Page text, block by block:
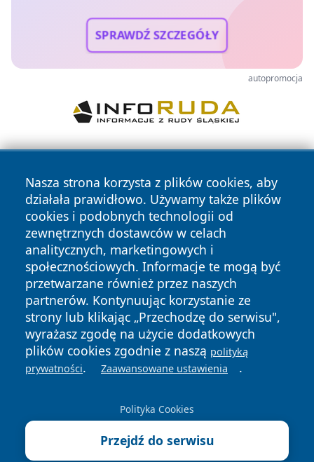
SPRAWDŹ SZCZEGÓŁY
autopromocja
Nasza strona korzysta z plików cookies, aby
działała prawidłowo. Używamy także plików
cookies i podobnych technologii od
zewnętrznych dostawców w celach
analitycznych, marketingowych i
społecznościowych. Informacje te mogą być
przetwarzane również przez naszych
partnerów. Kontynuując korzystanie ze
strony lub klikając „Przechodzę do serwisu",
wyrażasz zgodę na użycie dodatkowych
plików cookies zgodnie z naszą polityką
prywatności. Zaawansowane ustawienia .
Polityka Cookies
Przejdź do serwisu
Copyright © 2026 belchatowski24.pl Wszystkie prawa
zastrzeżone.
News Autorzy
Polityka
Prywatności
Polityka
Cookies